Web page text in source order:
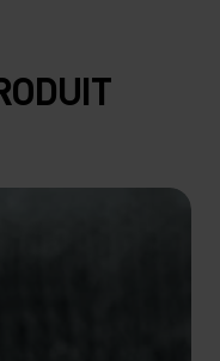
10°
5°